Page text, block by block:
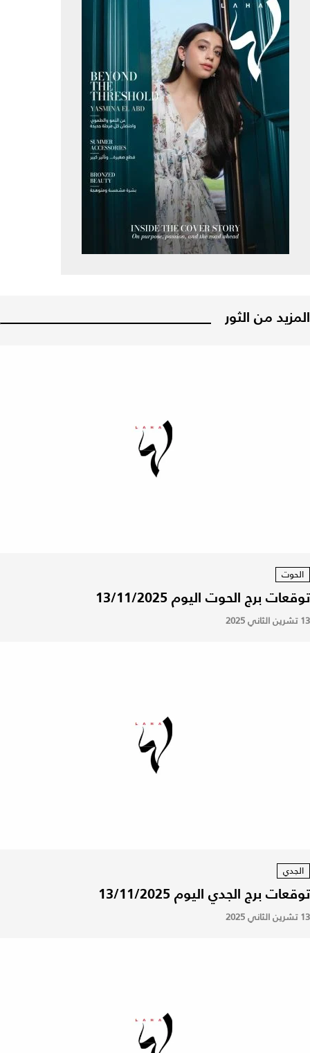
المزيد من الثور
الحوت
توقعات برج الحوت اليوم 13/11/2025
13 تشرين الثاني 2025
الجدي
توقعات برج الجدي اليوم 13/11/2025
13 تشرين الثاني 2025